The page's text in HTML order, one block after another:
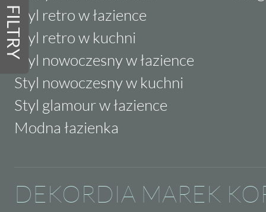
FILTRYStyl retro w łazience
Styl retro w kuchni
Styl nowoczesny w łazience
Styl nowoczesny w kuchni
Styl glamour w łazience
Modna łazienka
DEKORDIA MAREK